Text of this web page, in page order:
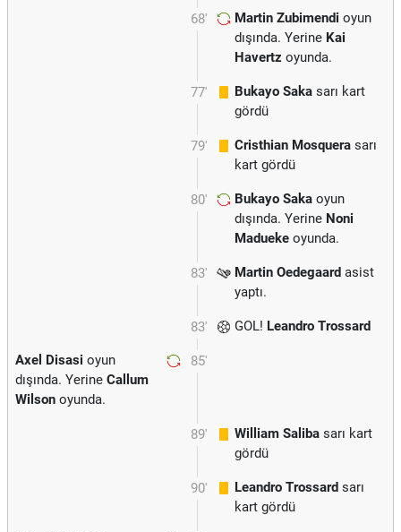
68' Martin Zubimendi oyun
dışında. Yerine Kai
Havertz oyunda.
77' Bukayo Saka sarı kart
gördü
79' Cristhian Mosquera sarı
kart gördü
80' Bukayo Saka oyun
dışında. Yerine Noni
Madueke oyunda.
83' Martin Oedegaard asist
yaptı.
83' GOL! Leandro Trossard
85'
Axel Disasi oyun
dışında. Yerine Callum
Wilson oyunda.
89' William Saliba sarı kart
gördü
90' Leandro Trossard sarı
kart gördü